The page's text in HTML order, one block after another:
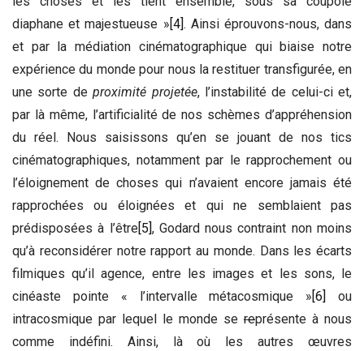
diaphane et majestueuse » [4] . Ainsi éprouvons-nous, dans
et par la médiation cinématographique qui biaise notre
expérience du monde pour nous la restituer transfigurée, en
une sorte deproximité projetée, l’instabilité de celui-ci et,
par là même, l’artificialité de nos schèmes d’appréhension
du réel. Nous saisissons qu’en se jouant de nos tics
cinématographiques, notamment par le rapprochement ou
l’éloignement de choses qui n’avaient encore jamais été
rapprochées ou éloignées et qui ne semblaient pas
prédisposées à l’être[5] , Godard nous contraint non moins
qu’à reconsidérer notre rapport au monde. Dans les écarts
filmiques qu’il agence, entre les images et les sons, le
cinéaste pointe « l’intervalle métacosmique » [6]
ou
intracosmique par lequel le monde se représente à nous
comme indéfini. Ainsi, là où les autres œuvres